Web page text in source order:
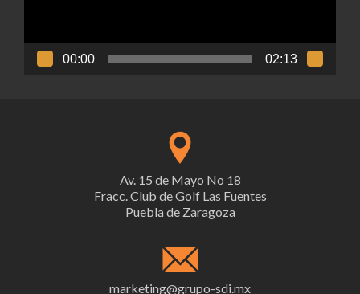
00:00 02:13
Av. 15 de Mayo No 18
Fracc. Club de Golf Las Fuentes
Puebla de Zaragoza
marketing@grupo-sdi.mx